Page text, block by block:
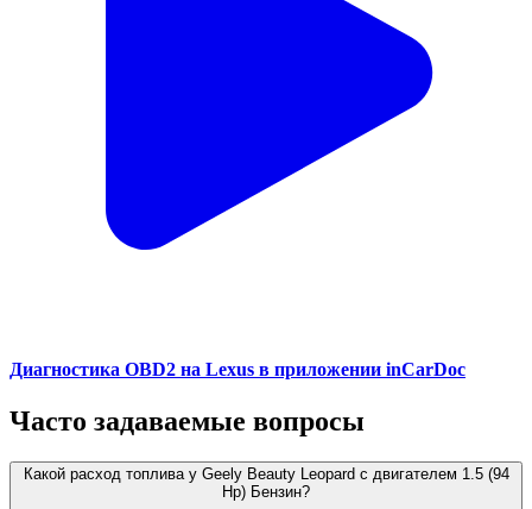
Диагностика OBD2 на Lexus в приложении inCarDoc
Часто задаваемые вопросы
Какой расход топлива у Geely Beauty Leopard с двигателем 1.5 (94
Hp) Бензин?